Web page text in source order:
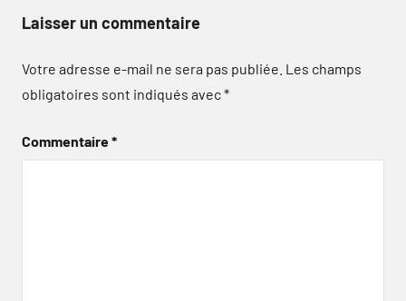
Laisser un commentaire
Votre adresse e-mail ne sera pas publiée. Les champs
obligatoires sont indiqués avec*
Commentaire*